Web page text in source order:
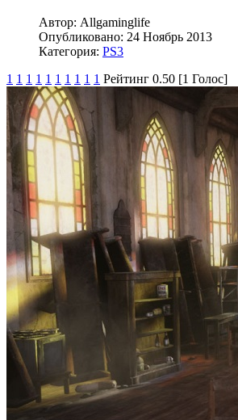
Автор: Allgaminglife
Опубликовано: 24 Ноябрь 2013
Категория: PS3
1 1 1 1 1 1 1 1 1 1 Рейтинг 0.50 [1 Голос]